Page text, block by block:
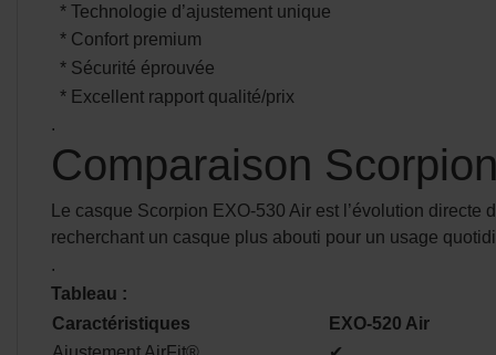
* Technologie d’ajustement unique
* Confort premium
* Sécurité éprouvée
* Excellent rapport qualité/prix
.
Comparaison
Le casque Scorpion EXO-530 Air est l’évolution
recherchant un casque plus abouti pour un usage
.
Tableau :
Caractéristiques
EXO-520 Air